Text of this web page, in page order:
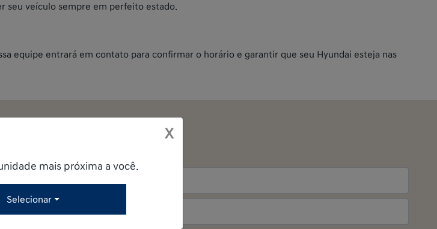
seu veículo sempre em perfeito estado.
equipe entrará em contato para confirmar o horário e garantir que seu Hyundai esteja nas
em contato rapidamente.
X
mais próxima a você.
Selecionar